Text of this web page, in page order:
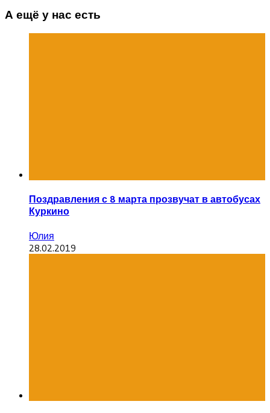
А ещё у нас есть
Поздравления с 8 марта прозвучат в автобусах
Куркино
Юлия
28.02.2019